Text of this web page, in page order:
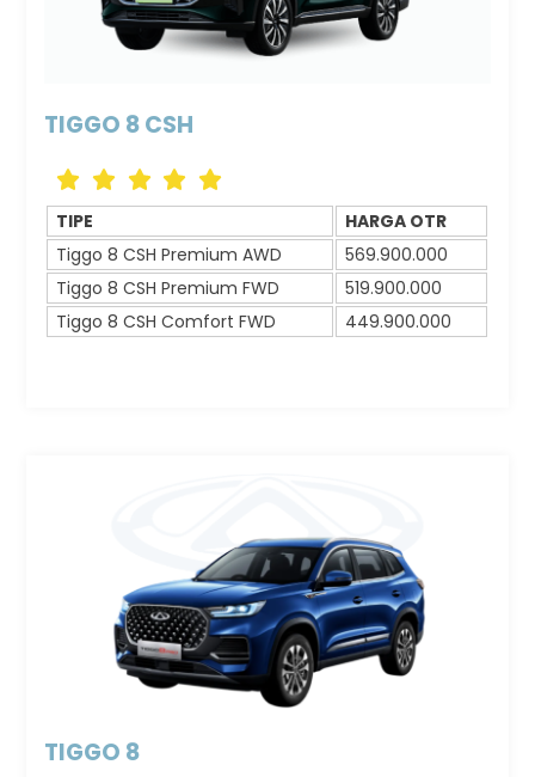
TIGGO 8 CSH
Icon
label
Icon
label
Icon
Icon
Icon
TIPE
HARGA OTR
Tiggo 8 CSH Premium AWD
569.900.000
Tiggo 8 CSH Premium FWD
519.900.000
Tiggo 8 CSH Comfort FWD
449.900.000
TIGGO 8